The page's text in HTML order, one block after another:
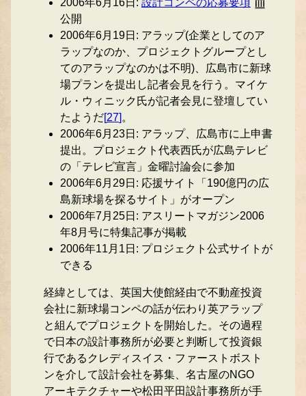
公開
2006年6月19日: アラップ(企業としてのア
ラップなのか、プロジェクトグループとし
てのアラップなのかは不明)、広島市に新球
場プランを提出し記者会見を行う。マイケ
ル・ウィニック氏が記者会見に登壇してい
たようだ[27] 。
2006年6月23日: アラップ、広島市に上申書
提出。プロジェクト代表西氏が広島テレビ
の「テレビ宣言」金曜討論会に参加
2006年6月29日: 応援サイト「190億円の広
島新球場を探るサイト」がオープン
2006年7月25日: アスリートマガジン2006
年8月号に特集記事が掲載
2006年11月1日: プロジェクト公式サイトが
できる
経緯としては、英国大使館経由で不動産投資
会社に新球場コンペの話が伝わり英アラップ
と組んでプロジェクトを開始した。その過程
で日本の設計事務所が必要と判断して投資銀
行であるクレディスイス・ファーストボスト
ンを介して設計会社を募集、名古屋のNGO
アーキテクチャーや松田平田設計事務所が手